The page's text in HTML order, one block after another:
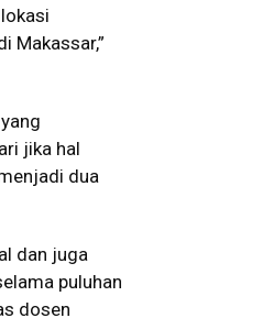
Makassar,”
jika hal
dua
dan juga
puluhan
dosen